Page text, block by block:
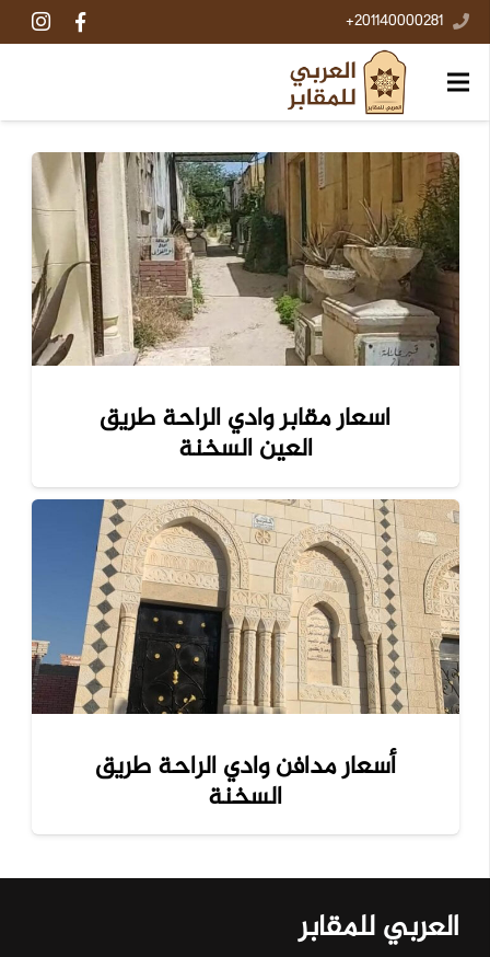
201140000281+
اسعار مقابر وادي الراحة طريق
العين السخنة
أسعار مدافن وادي الراحة طريق
السخنة
العربي للمقابر